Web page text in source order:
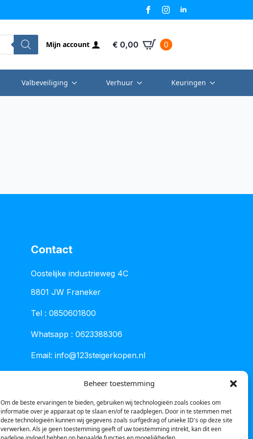
Beheer toestemming
Om de beste ervaringen te bieden, gebruiken wij technologieën zoals cookies om
informatie over je apparaat op te slaan en/of te raadplegen. Door in te stemmen met
deze technologieën kunnen wij gegevens zoals surfgedrag of unieke ID's op deze site
verwerken. Als je geen toestemming geeft of uw toestemming intrekt, kan dit een
Mijn account € 0,00 0
Valbeveiliging Verhuur Keuringen
Contact
Oostelijke industrieweg 4C
8801 JW Franeker
Tel : 0850601800
Whatsapp : 0623388306
Email: info@123steigerkopen.nl